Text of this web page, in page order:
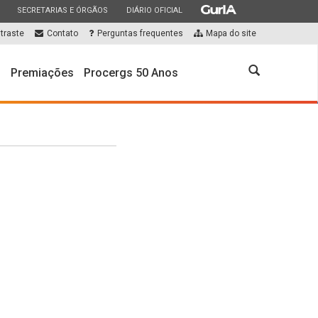
ESTADO
SECRETARIAS E ÓRGÃOS ESTADO
DIÁRIO OFICIAL ESTADO
Contato Perguntas frequentes Mapa do site
Abrir
busca
Premiações Procergs 50 Anos